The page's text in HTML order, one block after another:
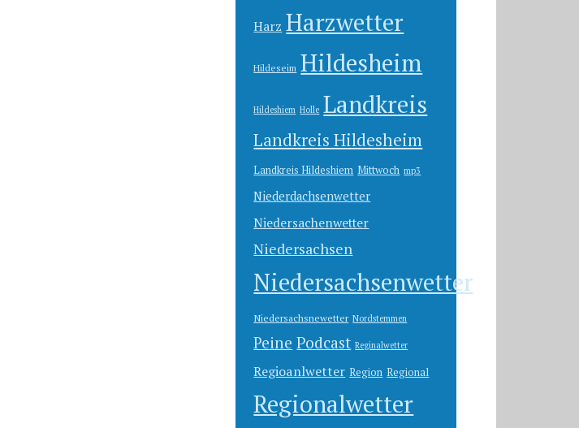
Harz Harzwetter
Hildeseim Hildesheim
Hildeshiem Holle Landkreis
Landkreis Hildesheim
Landkreis Hildeshiem Mittwoch mp3
Niederdachsenwetter
Niedersachenwetter
Niedersachsen
Niedersachsenwetter
Niedersachsnewetter Nordstemmen
Peine Podcast Reginalwetter
Regioanlwetter Region Regional
Regionalwetter